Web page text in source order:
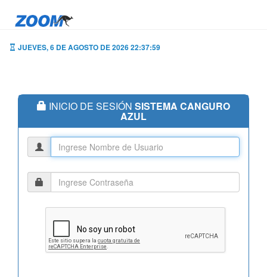
JUEVES, 6 DE AGOSTO DE 2026 22:37:59
INICIO DE SESIÓN SISTEMA CANGURO
AZUL